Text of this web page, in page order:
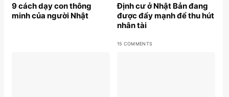
9 cách dạy con thông
minh của người Nhật
Định cư ở Nhật Bản đang
được đẩy mạnh để thu hút
nhân tài
15 COMMENTS